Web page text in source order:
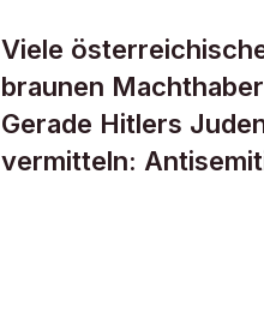
DAMALS Plus
Willige
Viele
braunen
Gerade Hitlers
vermitteln: